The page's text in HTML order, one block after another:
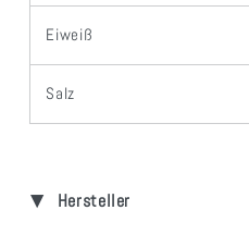
Eiweiß
Salz
Hersteller